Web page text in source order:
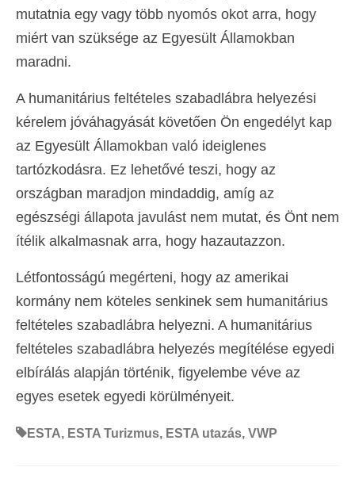
mutatnia egy vagy több nyomós okot arra, hogy
miért van szüksége az Egyesült Államokban
maradni.
A humanitárius feltételes szabadlábra helyezési
kérelem jóváhagyását követően Ön engedélyt kap
az Egyesült Államokban való ideiglenes
tartózkodásra. Ez lehetővé teszi, hogy az
országban maradjon mindaddig, amíg az
egészségi állapota javulást nem mutat, és Önt nem
ítélik alkalmasnak arra, hogy hazautazzon.
Létfontosságú megérteni, hogy az amerikai
kormány nem köteles senkinek sem humanitárius
feltételes szabadlábra helyezni. A humanitárius
feltételes szabadlábra helyezés megítélése egyedi
elbírálás alapján történik, figyelembe véve az
egyes esetek egyedi körülményeit.
ESTA, ESTA Turizmus, ESTA utazás, VWP